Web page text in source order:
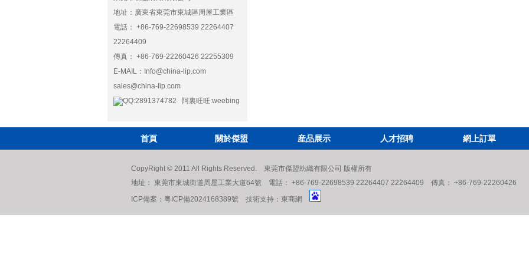
地址：廣東省東莞市東城區周屋工業區
電話： +86-769-22698539 22264407
22264409
傳真： +86-769-22260426 22255309
E-MAIL： Info@china-lip.com
sales@china-lip.com
QQ:2891374782 阿裏旺旺:weebing
首頁 關於傑盟 産品展示 人才招聘 網上訂單
CopyRight © 2011 All Rights Reserved. 東莞市傑盟紡織有限公司 版權所有
地址： 東莞市東城街道周屋工業大道64號 電話： +86-769-22698539 22264407 22264409 傳真： +86-769-22260426
ICP備案： 粵ICP備2024168389號 技術支持： 東商網